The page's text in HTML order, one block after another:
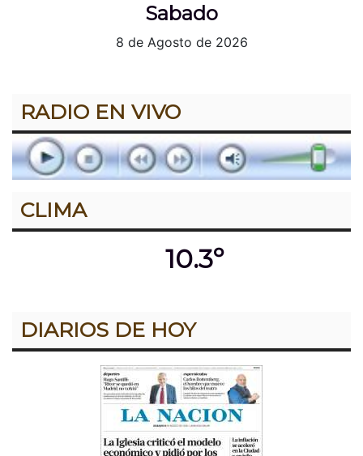
Sabado
8 de Agosto de 2026
RADIO EN VIVO
CLIMA
10.3º
DIARIOS DE HOY